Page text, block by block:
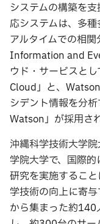
システムの構築を
応システムは、多
アルタイムでの相
Information and
ウド・サービスと
Cloud」と、
シデント情報を分
Watson」が採用さ
沖縄科学技術大学
学院大学で、国際
研究を実施するこ
学技術の向上に寄
から集まった約